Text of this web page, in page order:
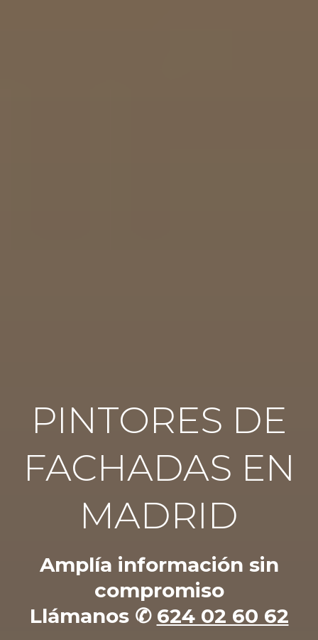
PINTORES DE
FACHADAS EN
MADRID
Amplía información sin
compromiso
Llámanos ✆ 624 02 60 62